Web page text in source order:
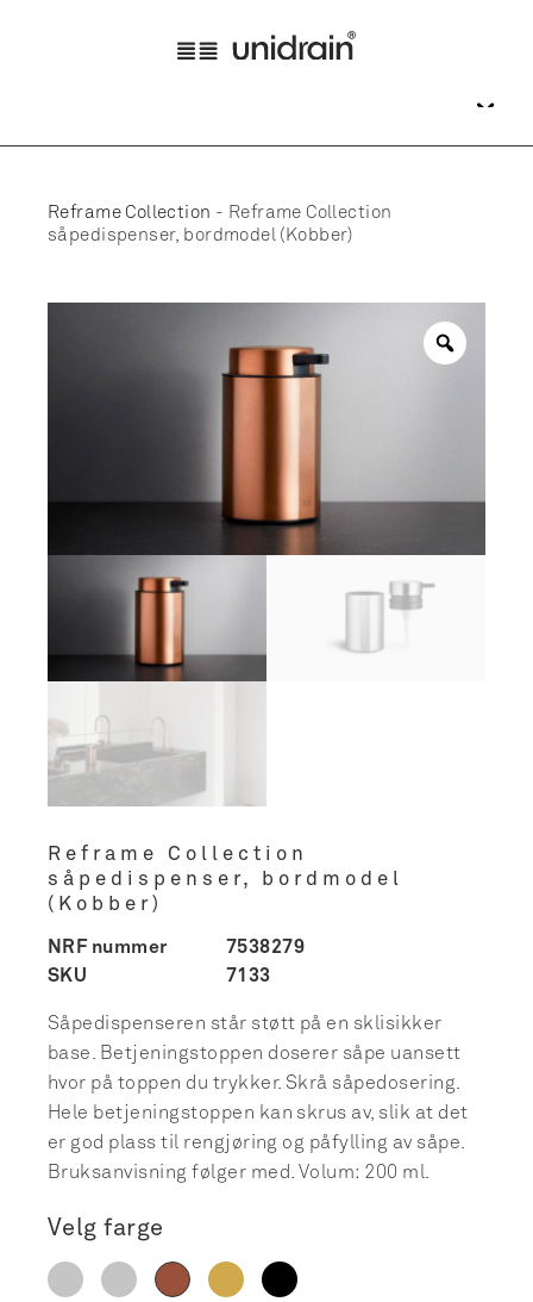
Reframe Collection - Reframe Collection
såpedispenser, bordmodel (Kobber)
Reframe Collection
såpedispenser, bordmodel
(Kobber)
NRF nummer
7538279
SKU
7133
Såpedispenseren står støtt på en sklisikker
base. Betjeningstoppen doserer såpe uansett
hvor på toppen du trykker. Skrå såpedosering.
Hele betjeningstoppen kan skrus av, slik at det
er god plass til rengjøring og påfylling av såpe.
Bruksanvisning følger med. Volum: 200 ml.
Velg farge